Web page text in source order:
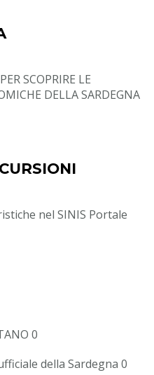
SCOPRIRE LE
DELLA SARDEGNA
nel SINIS Portale
0
della Sardegna 0